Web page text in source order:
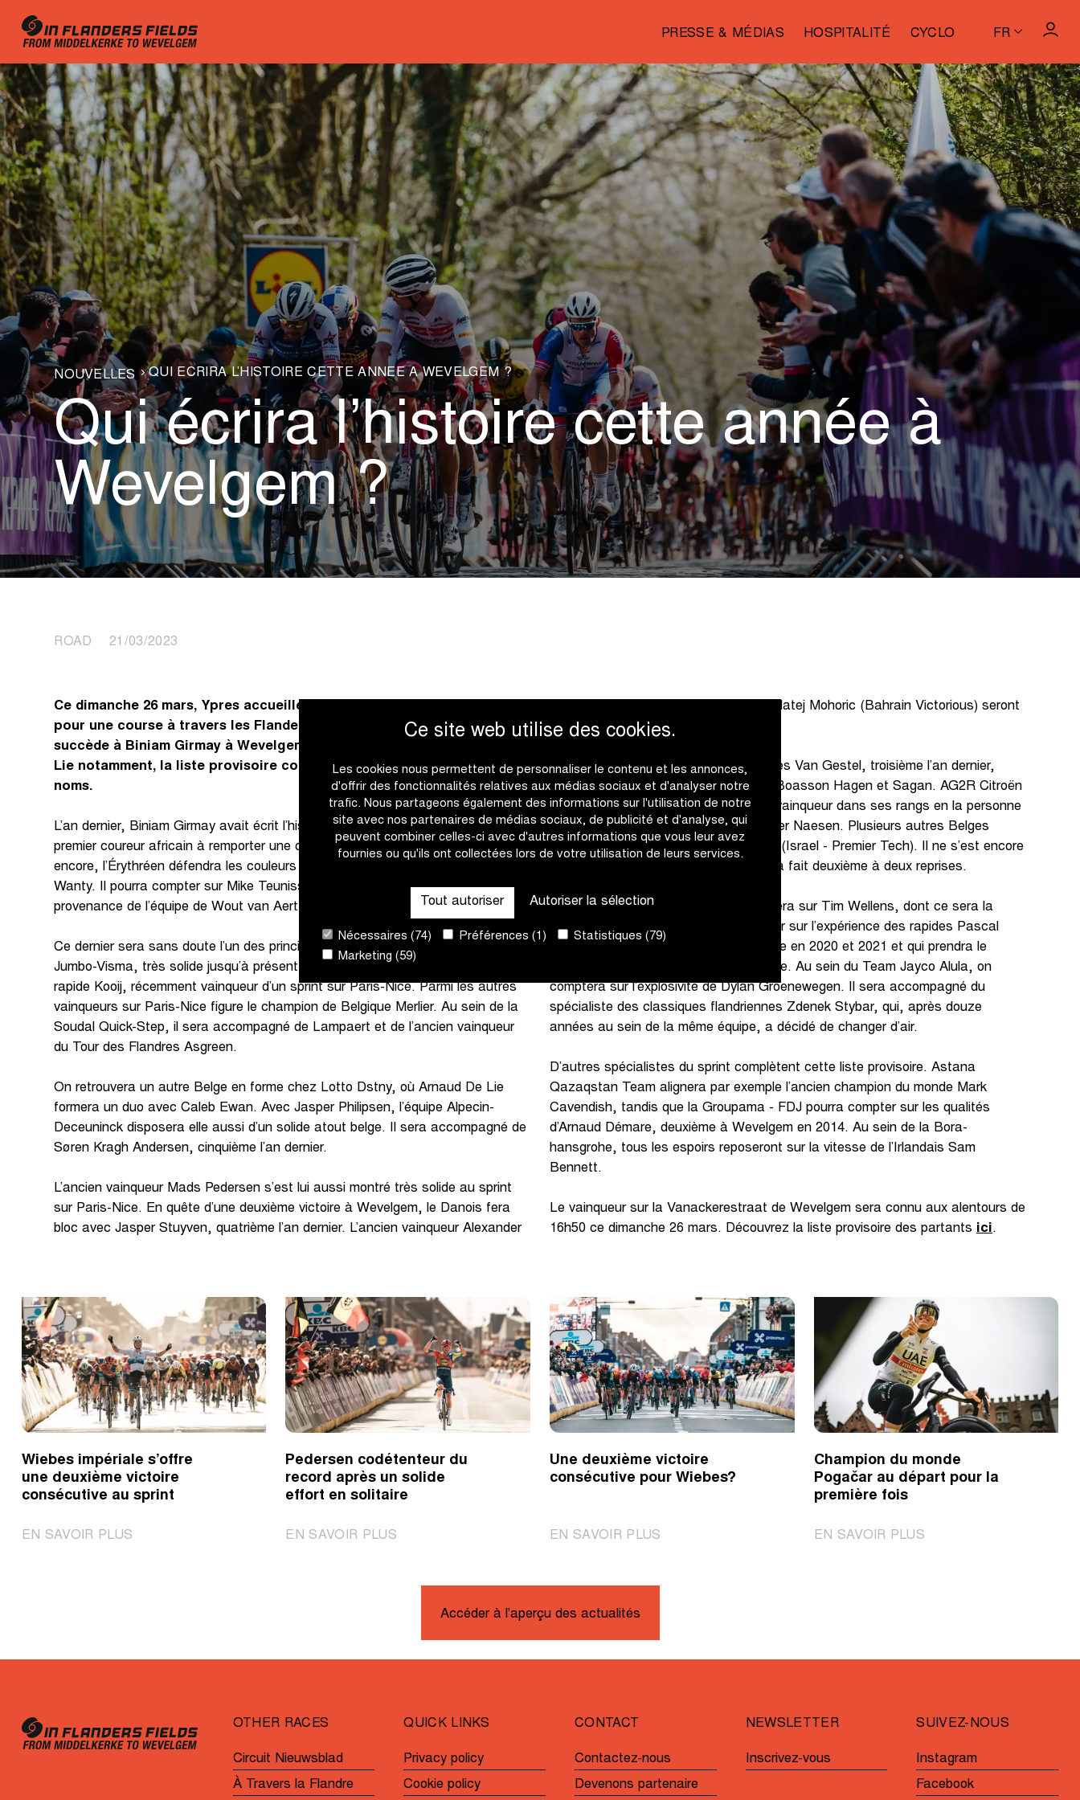
Ce site web utilise des cookies.
Les cookies nous permettent de personnaliser le contenu et les annonces,
d'offrir des fonctionnalités relatives aux médias sociaux et d'analyser notre
trafic. Nous partageons également des informations sur l'utilisation de notre
site avec nos partenaires de médias sociaux, de publicité et d'analyse, qui
peuvent combiner celles-ci avec d'autres informations que vous leur avez
fournies ou qu'ils ont collectées lors de votre utilisation de leurs services.
Tout autoriser Autoriser la sélection
Nécessaires (74) Préférences (1)
Statistiques (79)
Marketing (59)
PRESSE & MÉDIAS HOSPITALITÉ CYCLO FR
NOUVELLES QUI ÉCRIRA L’HISTOIRE CETTE ANNÉE À WEVELGEM ?
Qui écrira l’histoire cette année à
Wevelgem ?
ROAD 21/03/2023
Ce dimanche 26 mars, Ypres accueillera une nouvelle fois les coureurs
pour une course à travers les Flanders Fields. Nous saurons enfin qui
succède à Biniam Girmay à Wevelgem. Avec Van Aert, Pedersen et De
Lie notamment, la liste provisoire compte déjà de nombreux grands
noms.
L’an dernier, Biniam Girmay avait écrit l’histoire du cyclisme en devenant le
premier coureur africain à remporter une classique printanière. Cette année
encore, l’Érythréen défendra les couleurs de la formation Intermarché - Circus -
Wanty. Il pourra compter sur Mike Teunissen, arrivé l’hiver dernier en
provenance de l’équipe de Wout van Aert.
Ce dernier sera sans doute l’un des principaux concurrents de Girmay. La
Jumbo-Visma, très solide jusqu’à présent, se rendra à Ypres avec Laporte et le
rapide Kooij, récemment vainqueur d’un sprint sur Paris-Nice. Parmi les autres
vainqueurs sur Paris-Nice figure le champion de Belgique Merlier. Au sein de la
Soudal Quick-Step, il sera accompagné de Lampaert et de l’ancien vainqueur
du Tour des Flandres Asgreen.
On retrouvera un autre Belge en forme chez Lotto Dstny, où Arnaud De Lie
formera un duo avec Caleb Ewan. Avec Jasper Philipsen, l’équipe Alpecin-
Deceuninck disposera elle aussi d’un solide atout belge. Il sera accompagné de
Søren Kragh Andersen, cinquième l’an dernier.
L’ancien vainqueur Mads Pedersen s’est lui aussi montré très solide au sprint
sur Paris-Nice. En quête d’une deuxième victoire à Wevelgem, le Danois fera
bloc avec Jasper Stuyven, quatrième l’an dernier. L’ancien vainqueur Alexander
Kristoff (Uno-X Pro Cycling Team) et Matej Mohoric (Bahrain Victorious) seront
également de la partie.
Chez TotalEnergies, on misera sur Dries Van Gestel, troisième l’an dernier,
accompagné des anciens vainqueurs Boasson Hagen et Sagan. AG2R Citroën
Team comptera également un ancien vainqueur dans ses rangs en la personne
de Greg Van Avermaet, associé à Oliver Naesen. Plusieurs autres Belges
seront présents, dont Sep Vanmarcke (Israel - Premier Tech). Il ne s’est encore
jamais imposé à Wevelgem mais a déjà fait deuxième à deux reprises.
La formation UAE Team Emirates misera sur Tim Wellens, dont ce sera la
première participation. Il pourra compter sur l’expérience des rapides Pascal
Ackermann et Matteo Trentin, troisième en 2020 et 2021 et qui prendra le
départ pour la onzième fois cette année. Au sein du Team Jayco Alula, on
comptera sur l’explosivité de Dylan Groenewegen. Il sera accompagné du
spécialiste des classiques flandriennes Zdenek Stybar, qui, après douze
années au sein de la même équipe, a décidé de changer d’air.
D’autres spécialistes du sprint complètent cette liste provisoire. Astana
Qazaqstan Team alignera par exemple l’ancien champion du monde Mark
Cavendish, tandis que la Groupama - FDJ pourra compter sur les qualités
d’Arnaud Démare, deuxième à Wevelgem en 2014. Au sein de la Bora-
hansgrohe, tous les espoirs reposeront sur la vitesse de l’Irlandais Sam
Bennett.
Le vainqueur sur la Vanackerestraat de Wevelgem sera connu aux alentours de
16h50 ce dimanche 26 mars. Découvrez la liste provisoire des partants ici.
Wiebes impériale s’offre
une deuxième victoire
consécutive au sprint
EN SAVOIR PLUS
Pedersen codétenteur du
record après un solide
effort en solitaire
EN SAVOIR PLUS|
en
Une deuxième victoire
consécutive pour Wiebes?
EN SAVOIR PLUS
Champion du monde
Pogačar au départ pour la
première fois
EN SAVOIR PLUS
première
Accéder à l'aperçu des actualités
OTHER RACES
Circuit Nieuwsblad
À Travers la Flandre
QUICK LINKS
Privacy policy
Cookie policy
CONTACT
Contactez-nous
Devenons partenaire
NEWSLETTER
Inscrivez-vous
SUIVEZ-NOUS
Instagram
Facebook